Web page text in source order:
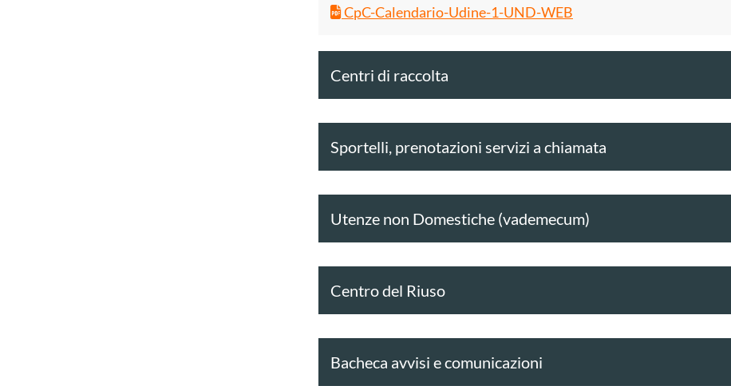
CpC-Calendario-Udine-1-UND-WEB
Centri di raccolta
Sportelli, prenotazioni servizi a chiamata
Utenze non Domestiche (vademecum)
Centro del Riuso
Bacheca avvisi e comunicazioni